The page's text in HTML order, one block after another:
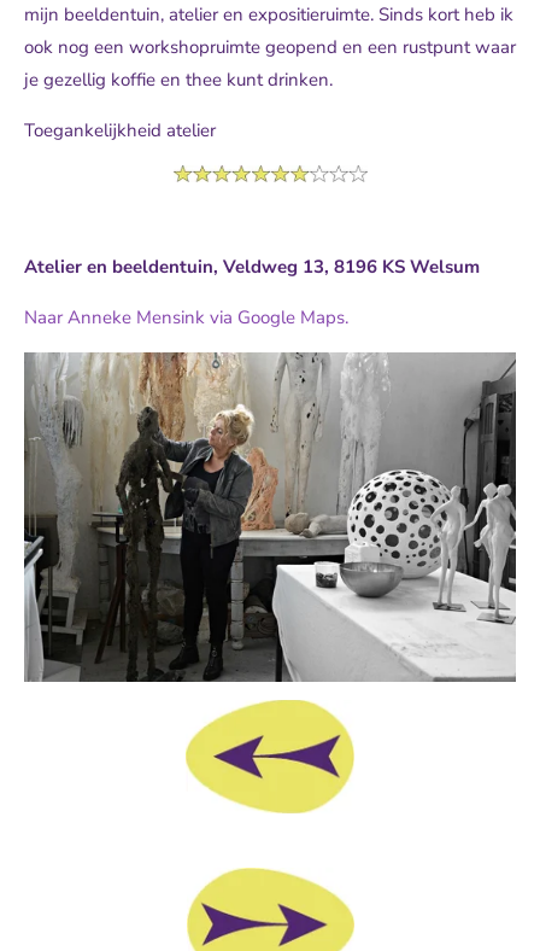
mijn beeldentuin, atelier en expositieruimte. Sinds kort heb ik
ook nog een workshopruimte geopend en een rustpunt waar
je gezellig koffie en thee kunt drinken.
Toegankelijkheid atelier
Atelier en beeldentuin, Veldweg 13, 8196 KS Welsum
Naar Anneke Mensink via Google Maps.